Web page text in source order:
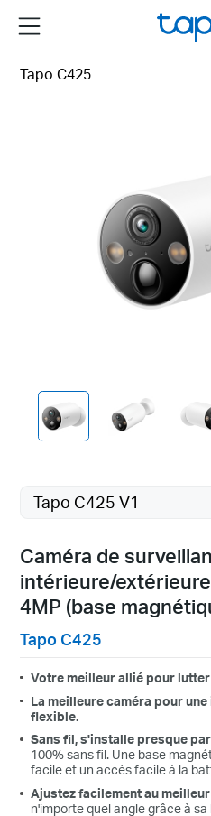
Menu
Tapo C425
Tapo C425 V1
Caméra de
intérieure/
4MP (base
Tapo C425
Votre meilleur allié pour
La meilleure caméra pour
flexible.
Sans fil, s'installe presque
100% sans fil. Une base
facile et un accès facile à la
Ajustez facilement au
n'importe quel angle grâce à